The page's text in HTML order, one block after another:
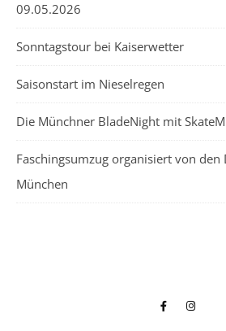
09.05.2026
Sonntagstour bei Kaiserwetter
Saisonstart im Nieselregen
Die Münchner BladeNight mit
Faschingsumzug organisiert von den
München